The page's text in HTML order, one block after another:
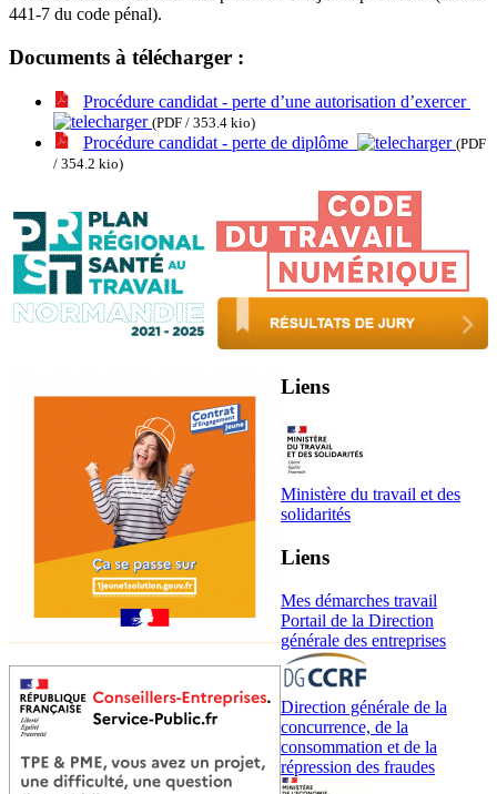
441-7 du code pénal).
Documents à télécharger :
Procédure candidat - perte d’une autorisation d’exercer
(PDF / 353.4 kio)
Procédure candidat - perte de diplôme
(PDF
/ 354.2 kio)
Liens
Ministère du travail et des
solidarités
Liens
Mes démarches travail
Portail de la Direction
générale des entreprises
Direction générale de la
concurrence, de la
consommation et de la
répression des fraudes